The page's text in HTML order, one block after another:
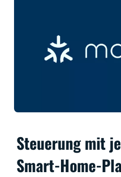
Steuerung mit
Smart-Home-